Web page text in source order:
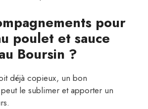
pour
poulet et sauce
Boursin ?
déjà copieux, un bon
le sublimer et apporter un